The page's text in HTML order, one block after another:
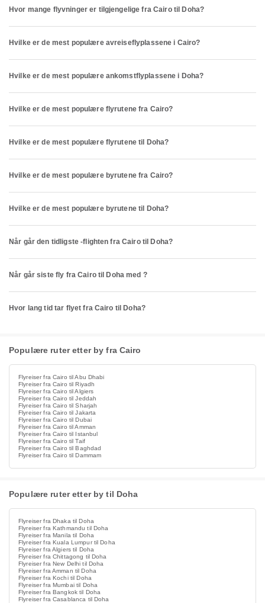
Hvor mange flyvninger er tilgjengelige fra Cairo til Doha?
Hvilke er de mest populære avreiseflyplassene i Cairo?
Hvilke er de mest populære ankomstflyplassene i Doha?
Hvilke er de mest populære flyrutene fra Cairo?
Hvilke er de mest populære flyrutene til Doha?
Hvilke er de mest populære byrutene fra Cairo?
Hvilke er de mest populære byrutene til Doha?
Når går den tidligste -flighten fra Cairo til Doha?
Når går siste fly fra Cairo til Doha med ?
Hvor lang tid tar flyet fra Cairo til Doha?
Populære ruter etter by fra Cairo
Flyreiser fra Cairo til Abu Dhabi
Flyreiser fra Cairo til Riyadh
Flyreiser fra Cairo til Algiers
Flyreiser fra Cairo til Jeddah
Flyreiser fra Cairo til Sharjah
Flyreiser fra Cairo til Jakarta
Flyreiser fra Cairo til Dubai
Flyreiser fra Cairo til Amman
Flyreiser fra Cairo til Istanbul
Flyreiser fra Cairo til Taif
Flyreiser fra Cairo til Baghdad
Flyreiser fra Cairo til Dammam
Populære ruter etter by til Doha
Flyreiser fra Dhaka til Doha
Flyreiser fra Kathmandu til Doha
Flyreiser fra Manila til Doha
Flyreiser fra Kuala Lumpur til Doha
Flyreiser fra Algiers til Doha
Flyreiser fra Chittagong til Doha
Flyreiser fra New Delhi til Doha
Flyreiser fra Amman til Doha
Flyreiser fra Kochi til Doha
Flyreiser fra Mumbai til Doha
Flyreiser fra Bangkok til Doha
Flyreiser fra Casablanca til Doha